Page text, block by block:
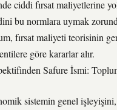
ciddi fırsat maliyetlerine
bu normlara uymak
fırsat maliyeti teorisinin
göre kararlar alır.
Safure İsmi:
sistemin genel